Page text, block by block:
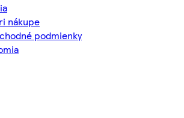
nákupe
podmienky